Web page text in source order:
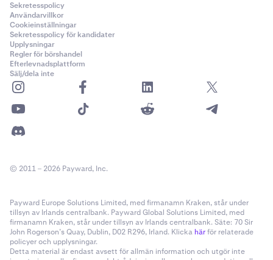
Sekretesspolicy
Användarvillkor
Cookieinställningar
Sekretesspolicy för kandidater
Upplysningar
Regler för börshandel
Efterlevnadsplattform
Sälj/dela inte
© 2011 – 2026 Payward, Inc.
Payward Europe Solutions Limited, med firmanamn Kraken, står under
tillsyn av Irlands centralbank. Payward Global Solutions Limited, med
firmanamn Kraken, står under tillsyn av Irlands centralbank. Säte: 70 Sir
John Rogerson’s Quay, Dublin, D02 R296, Irland. Klicka härför relaterade
policyer och upplysningar.
Detta material är endast avsett för allmän information och utgör inte